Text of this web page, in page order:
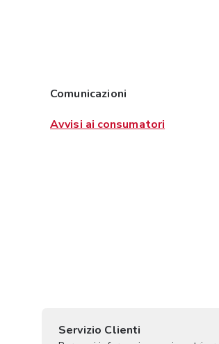
Comunicazioni
Avvisi ai consumatori
Servizio Clienti